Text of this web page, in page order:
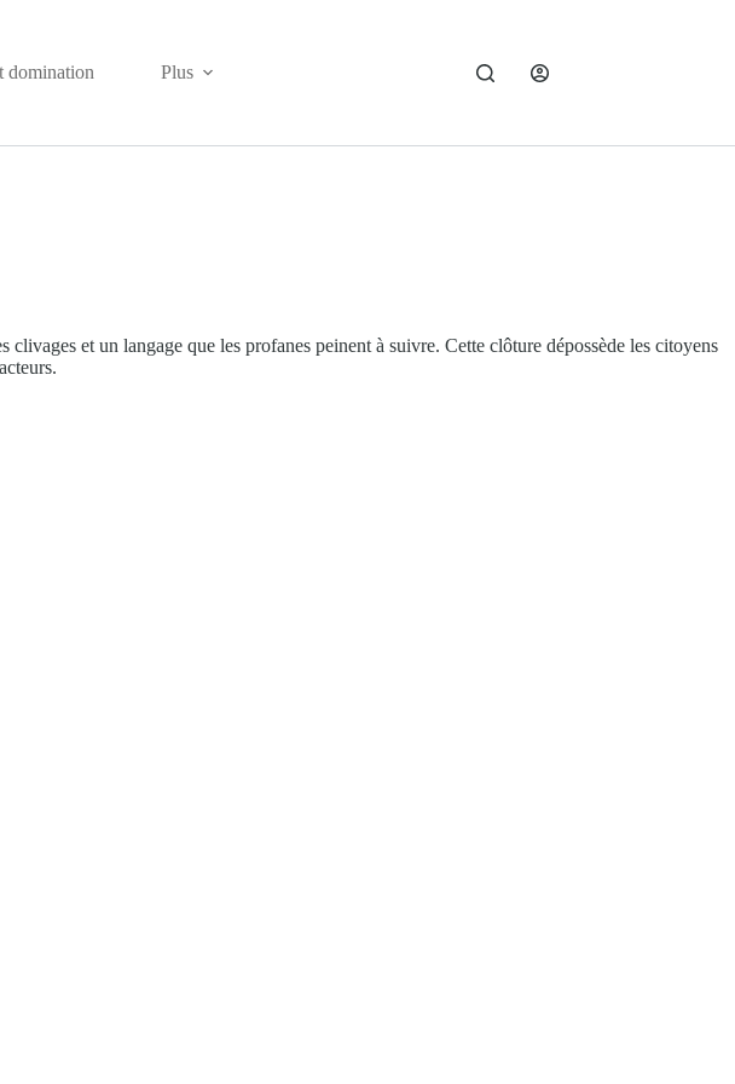
domination Plus
et un langage que les profanes peinent à suivre. Cette clôture dépossède les citoyens